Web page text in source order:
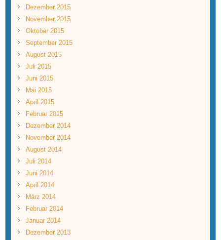
Dezember 2015
November 2015
Oktober 2015
September 2015
August 2015
Juli 2015
Juni 2015
Mai 2015
April 2015
Februar 2015
Dezember 2014
November 2014
August 2014
Juli 2014
Juni 2014
April 2014
März 2014
Februar 2014
Januar 2014
Dezember 2013